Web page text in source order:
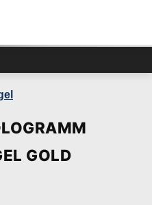
enthält 0 Positionen. Der
GOLD